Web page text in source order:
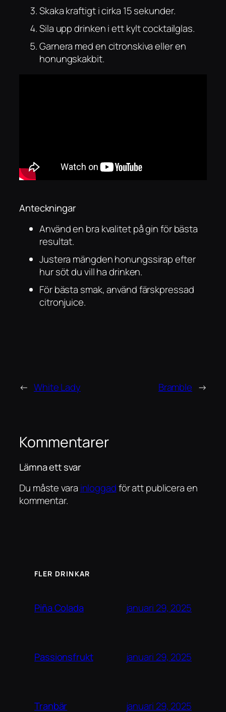
Skaka kraftigt i cirka 15 sekunder.
Sila upp drinken i ett kylt cocktailglas.
Garnera med en citronskiva eller en
honungskakbit.
Anteckningar
Använd en bra kvalitet på gin för bästa
resultat.
Justera mängden honungssirap efter
hur söt du vill ha drinken.
För bästa smak, använd färskpressad
citronjuice.
← White Lady Bramble →
Kommentarer
Lämna ett svar
Du måste vara inloggadför att publicera en
kommentar.
FLER DRINKAR
Piña Colada januari 29, 2025
Passionsfrukt januari 29, 2025
Tranbär januari 29, 2025